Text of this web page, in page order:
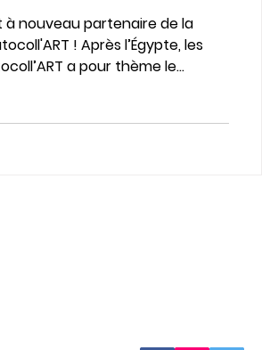
à nouveau partenaire de la
! Après l’Égypte, les
a pour thème le
de Chloé Capon,
manon painteaux et